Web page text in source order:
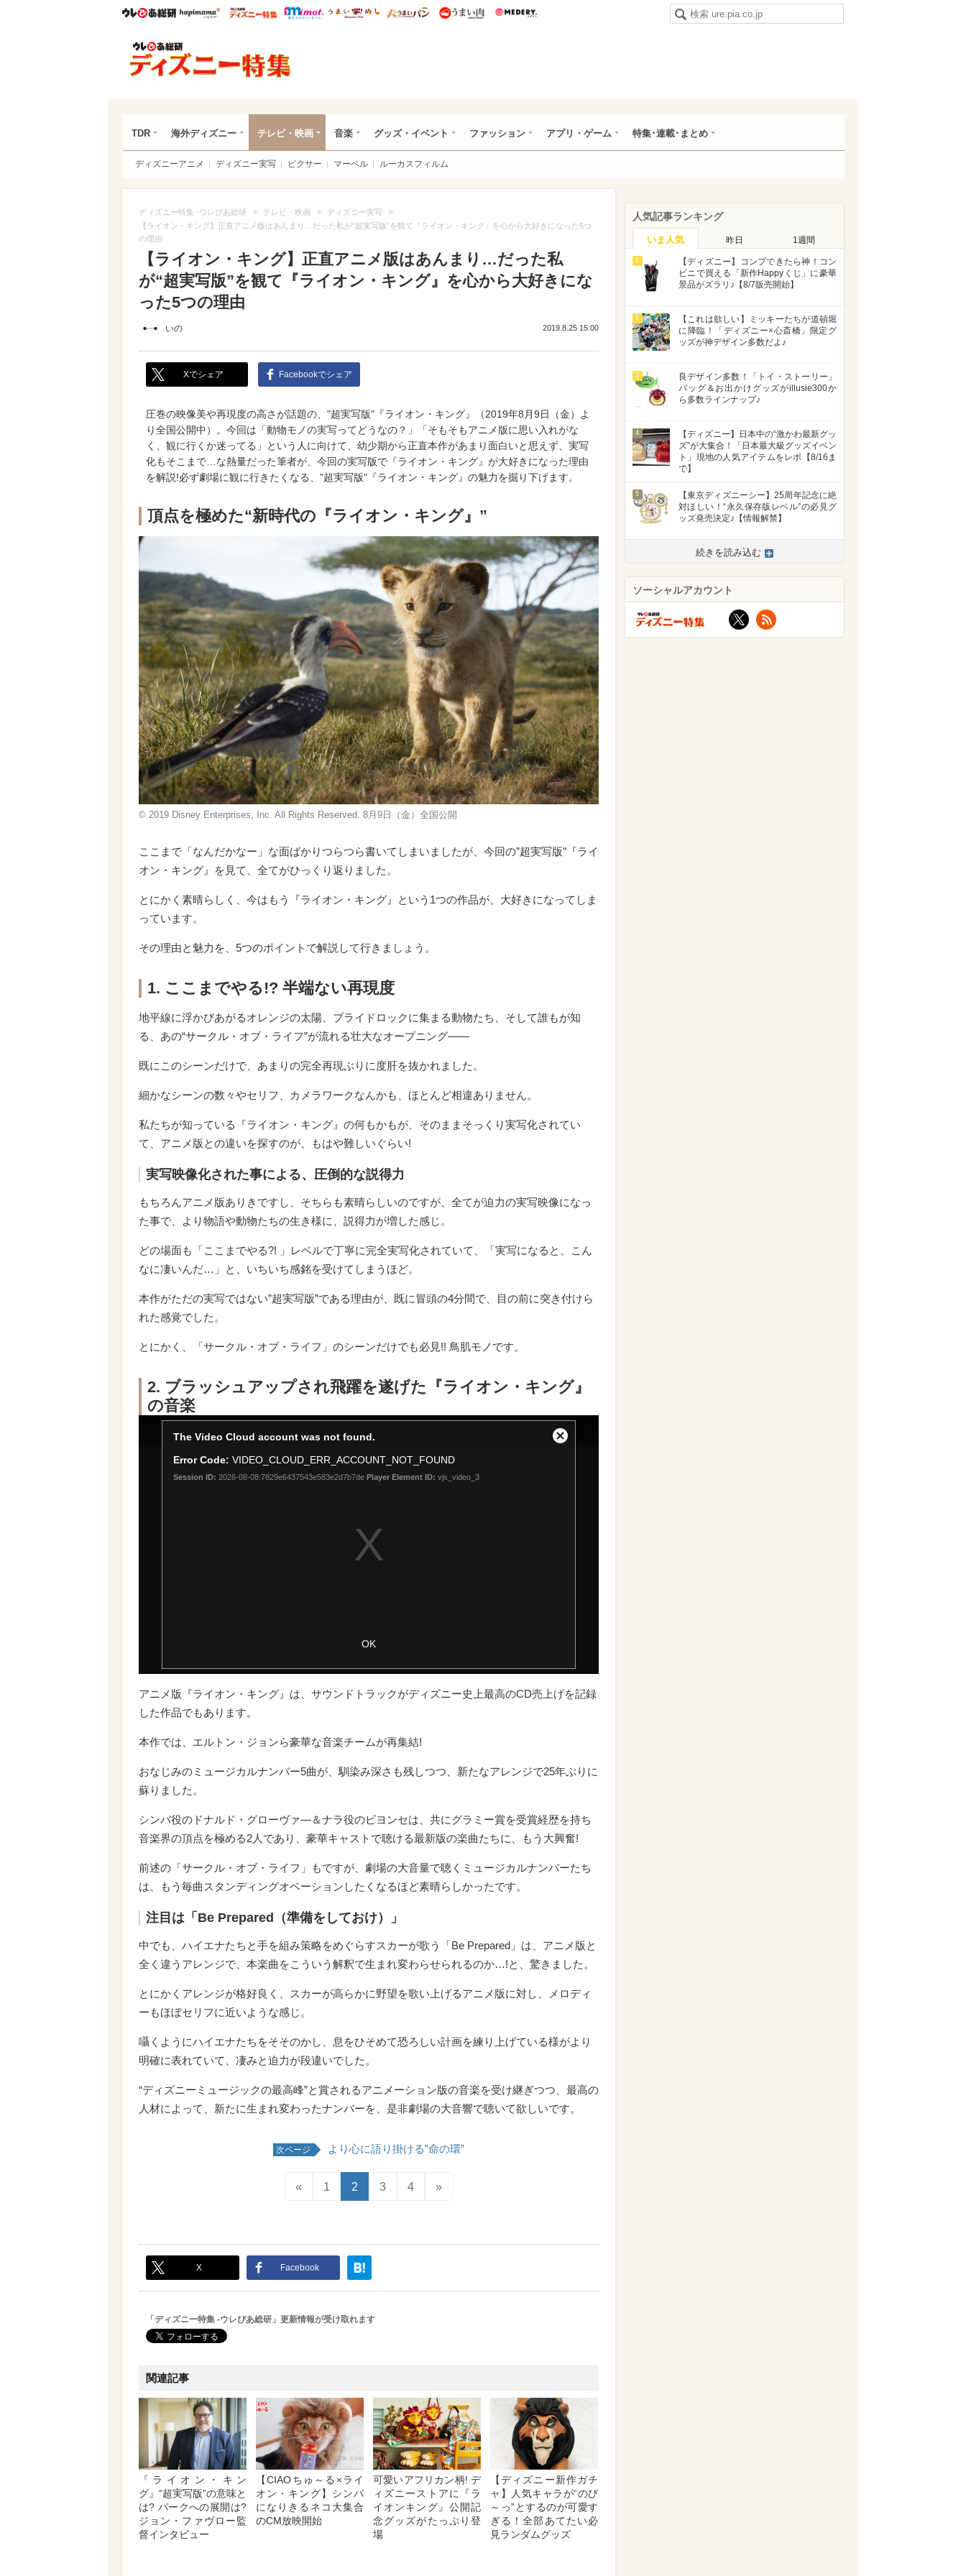
ウレぴあ総研ハピママ* ウレぴあ総研 ディズニー特集
mimot. うまいめし うまいパン うまい肉
TDR 海外ディズニー テレビ・映画 音楽 グッズ・イベント ファッション アプリ・ゲーム 特集･連載･まとめ
ディズニーアニメ ディズニー実写 ピクサー マーベル ルーカスフィルム
ディズニー特集 -ウレぴあ総研 > テレビ・映画 > ディズニー実写 >
【ライオン・キング】正直アニメ版はあんまり…だった私が“超実写版”を観て『ライオン・キング』を心から大好きになった5つ
の理由
【ライオン・キング】正直アニメ版はあんまり…だった私
が“超実写版”を観て『ライオン・キング』を心から大好きにな
った5つの理由
いの 2019.8.25 15:00
Xでシェア Facebookでシェア
圧巻の映像美や再現度の高さが話題の、"超実写版"『ライオン・キング』（2019年8月9日（金）よ
り全国公開中）。今回は「動物モノの実写ってどうなの？」「そもそもアニメ版に思い入れがな
く、観に行くか迷ってる」という人に向けて、幼少期から正直本作があまり面白いと思えず、実写
化もそこまで…な熱量だった筆者が、今回の実写版で『ライオン・キング』が大好きになった理由
を解説!必ず劇場に観に行きたくなる、"超実写版"『ライオン・キング』の魅力を掘り下げます。
頂点を極めた“新時代の『ライオン・キング』”
© 2019 Disney Enterprises, Inc. All Rights Reserved. 8月9日（金）全国公開
ここまで「なんだかなー」な面ばかりつらつら書いてしまいましたが、今回の”超実写版”『ライ
オン・キング』を見て、全てがひっくり返りました。
とにかく素晴らしく、今はもう『ライオン・キング』という1つの作品が、大好きになってしま
っています。
その理由と魅力を、5つのポイントで解説して行きましょう。
1. ここまでやる!? 半端ない再現度
地平線に浮かびあがるオレンジの太陽、プライドロックに集まる動物たち、そして誰もが知
る、あの“サークル・オブ・ライフ”が流れる壮大なオープニング——
既にこのシーンだけで、あまりの完全再現ぶりに度肝を抜かれました。
細かなシーンの数々やセリフ、カメラワークなんかも、ほとんど相違ありません。
私たちが知っている『ライオン・キング』の何もかもが、そのままそっくり実写化されてい
て、アニメ版との違いを探すのが、もはや難しいぐらい!
実写映像化された事による、圧倒的な説得力
もちろんアニメ版ありきですし、そちらも素晴らしいのですが、全てが迫力の実写映像になっ
た事で、より物語や動物たちの生き様に、説得力が増した感じ。
どの場面も「ここまでやる?! 」レベルで丁寧に完全実写化されていて、「実写になると、こん
なに凄いんだ…」と、いちいち感銘を受けてしまうほど。
本作がただの実写ではない”超実写版”である理由が、既に冒頭の4分間で、目の前に突き付けら
れた感覚でした。
とにかく、「サークル・オブ・ライフ」のシーンだけでも必見!! 鳥肌モノです。
2. ブラッシュアップされ飛躍を遂げた『ライオン・キング』
の音楽
アニメ版『ライオン・キング』は、サウンドトラックがディズニー史上最高のCD売上げを記録
した作品でもあります。
本作では、エルトン・ジョンら豪華な音楽チームが再集結!
おなじみのミュージカルナンバー5曲が、馴染み深さも残しつつ、新たなアレンジで25年ぶりに
蘇りました。
シンバ役のドナルド・グローヴァ―＆ナラ役のビヨンセは、共にグラミー賞を受賞経歴を持ち
音楽界の頂点を極める2人であり、豪華キャストで聴ける最新版の楽曲たちに、もう大興奮!
前述の「サークル・オブ・ライフ」もですが、劇場の大音量で聴くミュージカルナンバーたち
は、もう毎曲スタンディングオベーションしたくなるほど素晴らしかったです。
注目は「Be Prepared（準備をしておけ）」
中でも、ハイエナたちと手を組み策略をめぐらすスカーが歌う「Be Prepared」は、アニメ版と
全く違うアレンジで、本楽曲をこういう解釈で生まれ変わらせられるのか…!と、驚きました。
とにかくアレンジが格好良く、スカーが高らかに野望を歌い上げるアニメ版に対し、メロディ
ーもほぼセリフに近いような感じ。
囁くようにハイエナたちをそそのかし、息をひそめて恐ろしい計画を練り上げている様がより
明確に表れていて、凄みと迫力が段違いでした。
“ディズニーミュージックの最高峰”と賞されるアニメーション版の音楽を受け継ぎつつ、最高の
人材によって、新たに生まれ変わったナンバーを、是非劇場の大音響で聴いて欲しいです。
次ページ より心に語り掛ける”命の環”
« 1 2 3 4 »
X Facebook
「ディズニー特集 -ウレぴあ総研」更新情報が受け取れます
関連記事
『ライオン・キン
グ』“超実写版”の意味と
は? パークへの展開は?
ジョン・ファヴロー監
督インタビュー
【CIAOちゅ～る×ライ
オン・キング】シンバ
になりきるネコ大集合
のCM放映開始
可愛いアフリカン柄! デ
ィズニーストアに『ラ
イオンキング』公開記
念グッズがたっぷり登
場
【ディズニー新作ガチ
ャ】人気キャラが“のび
～っ”とするのが可愛す
ぎる！全部あてたい必
見ランダムグッズ
人気記事ランキング
いま人気 昨日 1週間
1
【ディズニー】コンプできたら神！コン
ビニで買える「新作Happyくじ」に豪華
景品がズラリ♪【8/7販売開始】
2
【これは欲しい】ミッキーたちが道頓堀
に降臨！「ディズニー×心斎橋」限定グ
ッズが神デザイン多数だよ♪
3
良デザイン多数！「トイ・ストーリー」
バッグ＆お出かけグッズがillusie300か
ら多数ラインナップ♪
4
【ディズニー】日本中の“激かわ最新グッ
ズ”が大集合！「日本最大級グッズイベン
ト」現地の人気アイテムをレポ【8/16ま
で】
5
【東京ディズニーシー】25周年記念に絶
対ほしい！“永久保存版レベル”の必見グ
ッズ発売決定♪【情報解禁】
続きを読み込む
ソーシャルアカウント
X